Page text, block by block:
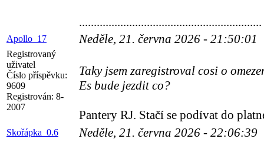
..............................................................
Apollo_17 Neděle, 21. června 2026 - 21:50:01
Registrovaný
uživatel
Číslo příspěvku:
9609
Registrován: 8-
2007
Taky jsem zaregistroval cosi o
Es bude jezdit co?
Pantery RJ. Stačí se podívat do
Skořápka_0.6 Neděle, 21. června 2026 - 22:06:39